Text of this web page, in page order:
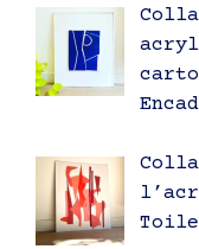
Toile